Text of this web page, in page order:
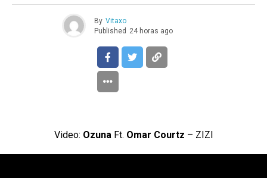
By Vitaxo
Published 24 horas ago
Video: Ozuna Ft. Omar Courtz – ZIZI